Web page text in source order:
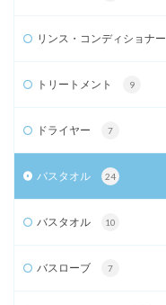
リンス・コンディショナー
トリートメント 9
ドライヤー 7
バスタオル 24
バスタオル 10
バスローブ 7